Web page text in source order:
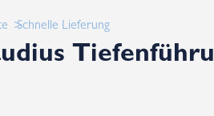
Schnelle Lieferung